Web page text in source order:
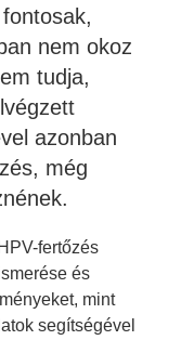
nem okoz
tudja,
azonban
még
fertőzés
és
mint
segítségével